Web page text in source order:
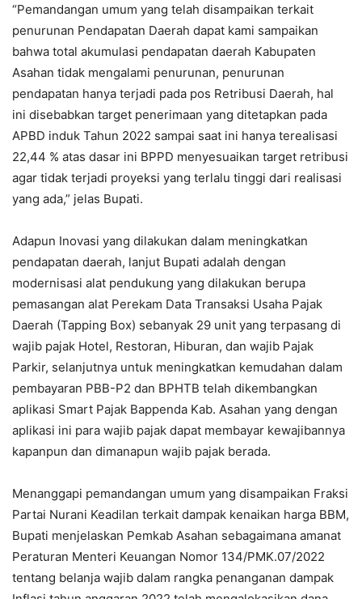
“Pemandangan umum yang telah disampaikan terkait
penurunan Pendapatan Daerah dapat kami sampaikan
bahwa total akumulasi pendapatan daerah Kabupaten
Asahan tidak mengalami penurunan, penurunan
pendapatan hanya terjadi pada pos Retribusi Daerah, hal
ini disebabkan target penerimaan yang ditetapkan pada
APBD induk Tahun 2022 sampai saat ini hanya terealisasi
22,44 % atas dasar ini BPPD menyesuaikan target retribusi
agar tidak terjadi proyeksi yang terlalu tinggi dari realisasi
yang ada,” jelas Bupati.
Adapun Inovasi yang dilakukan dalam meningkatkan
pendapatan daerah, lanjut Bupati adalah dengan
modernisasi alat pendukung yang dilakukan berupa
pemasangan alat Perekam Data Transaksi Usaha Pajak
Daerah (Tapping Box) sebanyak 29 unit yang terpasang di
wajib pajak Hotel, Restoran, Hiburan, dan wajib Pajak
Parkir, selanjutnya untuk meningkatkan kemudahan dalam
pembayaran PBB-P2 dan BPHTB telah dikembangkan
aplikasi Smart Pajak Bappenda Kab. Asahan yang dengan
aplikasi ini para wajib pajak dapat membayar kewajibannya
kapanpun dan dimanapun wajib pajak berada.
Menanggapi pemandangan umum yang disampaikan Fraksi
Partai Nurani Keadilan terkait dampak kenaikan harga BBM,
Bupati menjelaskan Pemkab Asahan sebagaimana amanat
Peraturan Menteri Keuangan Nomor 134/PMK.07/2022
tentang belanja wajib dalam rangka penanganan dampak